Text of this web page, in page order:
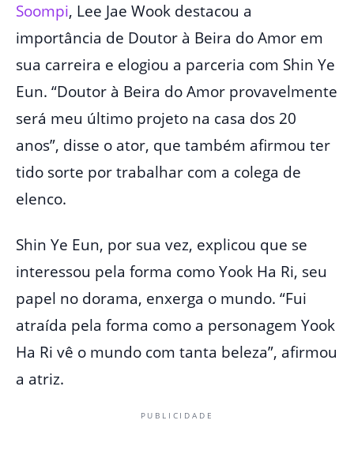
Soompi, Lee Jae Wook destacou a
importância de Doutor à Beira do Amor em
sua carreira e elogiou a parceria com Shin Ye
Eun. “Doutor à Beira do Amor provavelmente
será meu último projeto na casa dos 20
anos”, disse o ator, que também afirmou ter
tido sorte por trabalhar com a colega de
elenco.
Shin Ye Eun, por sua vez, explicou que se
interessou pela forma como Yook Ha Ri, seu
papel no dorama, enxerga o mundo. “Fui
atraída pela forma como a personagem Yook
Ha Ri vê o mundo com tanta beleza”, afirmou
a atriz.
PUBLICIDADE